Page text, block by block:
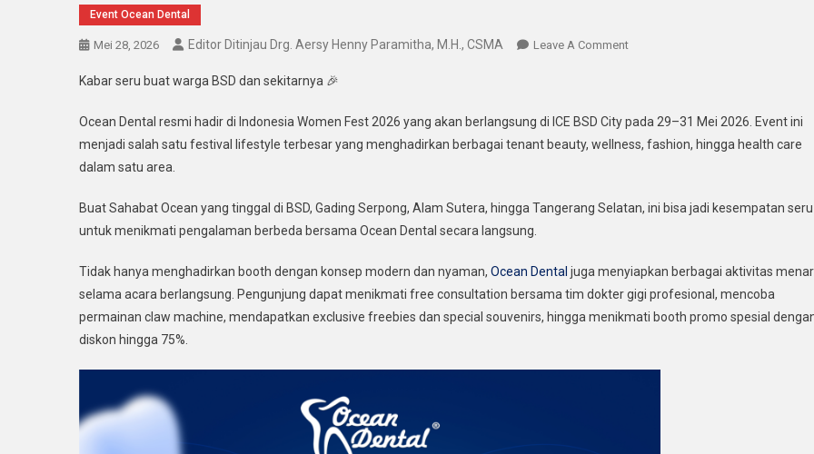
Event Ocean Dental
Mei 28, 2026 Editor Ditinjau Drg. Aersy Henny Paramitha, M.H., CSMA Leave A CommentOn
Di
Indonesia
2026,
Wajib
Mampir!
Kabar seru buat warga BSD dan sekitarnya 🎉
Ocean Dental resmi hadir di Indonesia Women Fest 2026 yang akan berlangsung di ICE BSD City pada 29–31 Mei 2026. Event ini
menjadi salah satu festival lifestyle terbesar yang menghadirkan berbagai tenant beauty, wellness, fashion, hingga health care
dalam satu area.
Buat Sahabat Ocean yang tinggal di BSD, Gading Serpong, Alam Sutera, hingga Tangerang Selatan, ini bisa jadi kesempatan seru
untuk menikmati pengalaman berbeda bersama Ocean Dental secara langsung.
Tidak hanya menghadirkan booth dengan konsep modern dan nyaman, Ocean Dental juga menyiapkan berbagai aktivitas
selama acara berlangsung. Pengunjung dapat menikmati free consultation bersama tim dokter gigi profesional, mencoba
permainan claw machine, mendapatkan exclusive freebies dan special souvenirs, hingga menikmati booth promo spesial
diskon hingga 75%.